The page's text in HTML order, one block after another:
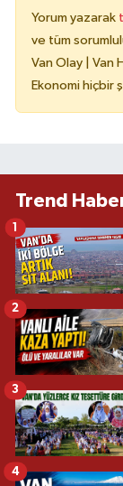
Yorum yazarak
ve tüm
Van Olay | Van
Ekonomi hiçbir
Trend
1
2
3
4